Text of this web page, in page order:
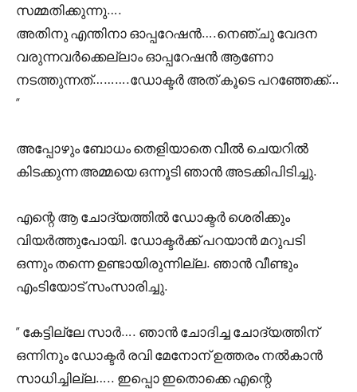
സമ്മതിക്കുന്നു….
അതിനു എന്തിനാ ഓപ്പറേഷൻ….നെഞ്ചു വേദന
വരുന്നവർക്കെല്ലാം ഓപ്പറേഷൻ ആണോ
നടത്തുന്നത്……….ഡോക്ടർ അത് കൂടെ പറഞ്ഞേക്ക്…
“
അപ്പോഴും ബോധം തെളിയാതെ വീൽ ചെയറിൽ
കിടക്കുന്ന അമ്മയെ ഒന്നൂടി ഞാൻ അടക്കിപിടിച്ചു.
എന്റെ ആ ചോദ്യത്തിൽ ഡോക്ടർ ശെരിക്കും
വിയർത്തുപോയി. ഡോക്ടർക്ക് പറയാൻ മറുപടി
ഒന്നും തന്നെ ഉണ്ടായിരുന്നില്ല. ഞാൻ വീണ്ടും
എംടിയോട് സംസാരിച്ചു.
” കേട്ടില്ലേ സാർ…. ഞാൻ ചോദിച്ച ചോദ്യത്തിന്
ഒന്നിനും ഡോക്ടർ രവി മേനോന് ഉത്തരം നൽകാൻ
സാധിച്ചില്ല….. ഇപ്പൊ ഇതൊക്കെ എന്റെ